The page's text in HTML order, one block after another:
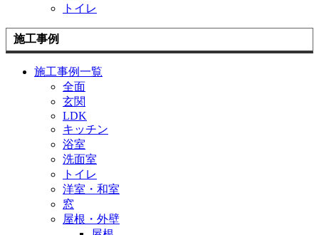
トイレ
施工事例
施工事例一覧
全面
玄関
LDK
キッチン
浴室
洗面室
トイレ
洋室・和室
窓
屋根・外壁